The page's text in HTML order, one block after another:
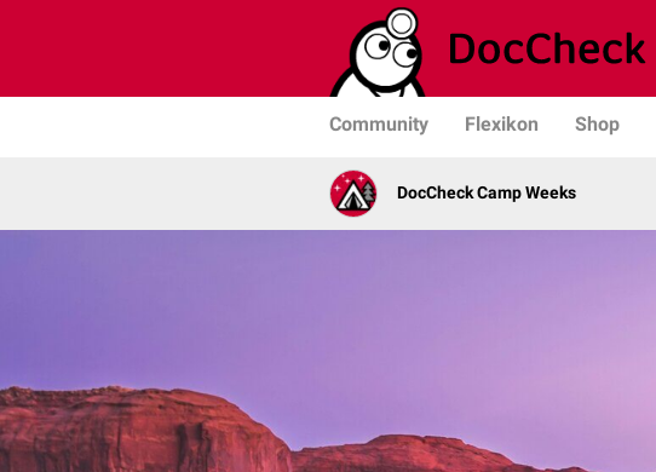
Community Flexikon Shop
DocCheck Camp Weeks